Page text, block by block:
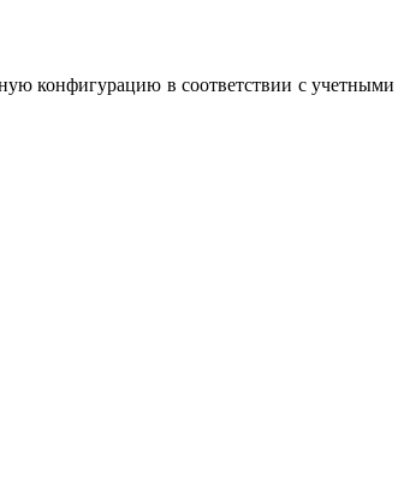
конфигурацию в соответствии с учетными